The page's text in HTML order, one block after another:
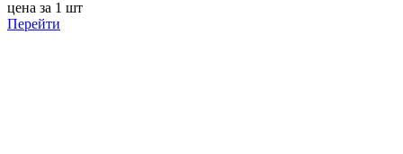
цена за 1 шт
Перейти